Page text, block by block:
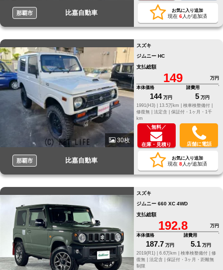
那覇市 比嘉自動車 お気に入り追加
現在 6人が追加済
30枚
那覇市 比嘉自動車
スズキ
ジムニー HC
支払総額
149
万円
本体価格
144 万円
諸費用
5 万円
1991(H3) |
13.5万km |
検車検整備付 |
修復無 | 法定含 | 保証付・1ヶ月・1千
km
＼無料／
在庫・見積り 店舗に電話
お気に入り追加
現在 8人が追加済
スズキ
ジムニー 660 XC 4WD
支払総額
192.8
万円
本体価格
187.7 万円
諸費用
5.1 万円
2019(R1) |
6.6万km | 検車検整備付 | 修
復無 | 法定含 | 保証付・3ヶ月・距離無
制限